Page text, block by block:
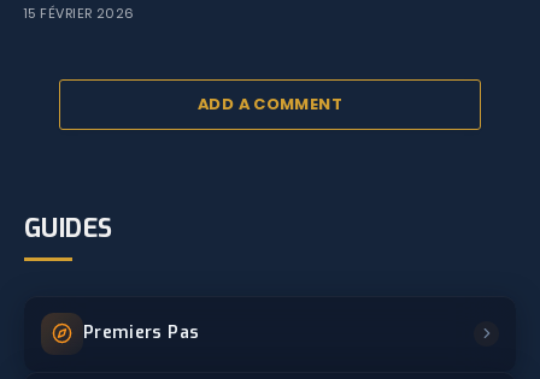
15 FÉVRIER 2026
ADD A COMMENT
GUIDES
Premiers Pas